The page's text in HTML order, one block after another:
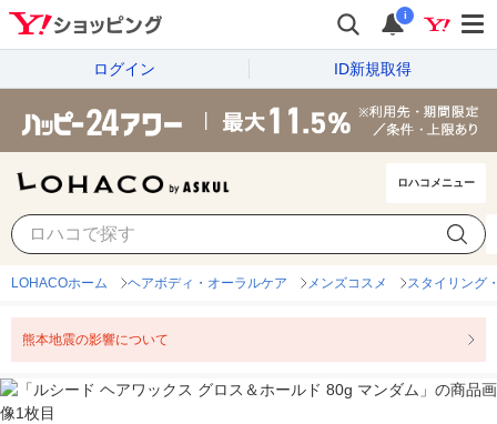
i
ログイン ID新規取得
ロハコメニュー
LOHACOホーム ヘアボディ・オーラルケア メンズコスメ スタイリング
熊本地震の影響について